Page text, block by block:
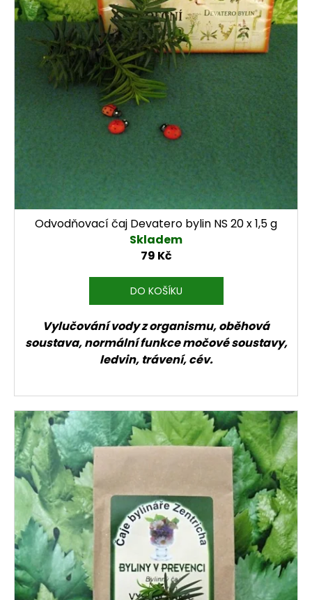
Odvodňovací čaj Devatero bylin NS 20 x 1,5 g
Skladem
79 Kč
DO KOŠÍKU
Vylučování vody z organismu, oběhová
soustava, normální funkce močové soustavy,
ledvin, trávení, cév.
j
e
m
e